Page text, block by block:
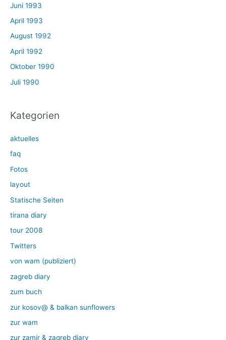
Juni 1993
April 1993
August 1992
April 1992
Oktober 1990
Juli 1990
Kategorien
aktuelles
faq
Fotos
layout
Statische Seiten
tirana diary
tour 2008
Twitters
von wam (publiziert)
zagreb diary
zum buch
zur kosov@ & balkan sunflowers
zur wam
zur zamir & zagreb diary